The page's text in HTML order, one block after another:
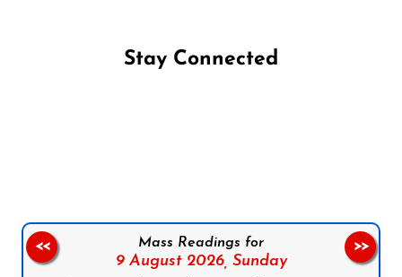
Stay Connected
Mass Readings for
9 August 2026, Sunday
<< >>